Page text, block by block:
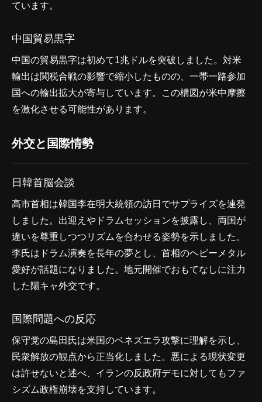
ています。
中国貿易黒字
中国の貿易黒字は初めて1兆ドルを突破しました。対米
輸出は関税合戦の影響で縮小したものの、一帯一路参加
国への輸出拡大が寄与しています。この構図が米中摩擦
を激化させる可能性があります。
外交と国際情勢
日韓首脳会談
高市首相は韓国李在明大統領の訪日でサプライズを連発
しました。出迎えやドラムセッションを披露し、両国が
違いを尊重しつつリズムを合わせる姿勢を示しました。
李氏はドラム演奏を長年の夢とし、首相のヘビーメタル
愛好が話題になりました。地元開催でおもてなしに注力
した陽キャ外交です。
国際問題への反応
保守党の島田氏は米国のベネズエラ攻撃に理解を示し、
民衆解放の観点から正当化しました。悪による現状変更
は許せないと述べ、イランの反政府デモに対してもファ
シズム政権崩壊を支持しています。